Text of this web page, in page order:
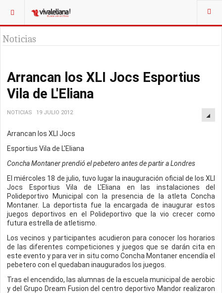
Noticias
Arrancan los XLI Jocs Esportius
Vila de L'Eliana
NOTICIAS 19 JULIO 2012
Arrancan los XLI Jocs
Esportius Vila de L'Eliana
Concha Montaner prendió el pebetero antes de partir a Londres
El miércoles 18 de julio, tuvo lugar la inauguración oficial de los XLI
Jocs Esportius Vila de L'Eliana en las instalaciones del
Polideportivo Municipal con la presencia de la atleta Concha
Montaner. La deportista fue la encargada de inaugurar estos
juegos deportivos en el Polideportivo que la vio crecer como
futura estrella de atletismo.
Los vecinos y participantes acudieron para conocer los horarios
de las diferentes competiciones y juegos que se darán cita en
este evento y para ver in situ como Concha Montaner encendía el
pebetero con el quedaban inaugurados los juegos.
Tras el encendido, las alumnas de la escuela municipal de aerobic
y del Grupo Dream Fusion del centro deportivo Mandor realizaron